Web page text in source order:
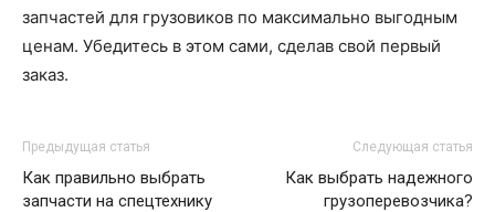
запчастей для грузовиков по максимально выгодным
ценам. Убедитесь в этом сами, сделав свой первый
заказ.
Предыдущая статья
Как правильно выбрать
запчасти на спецтехнику
Следующая статья
Как выбрать надежного
грузоперевозчика?